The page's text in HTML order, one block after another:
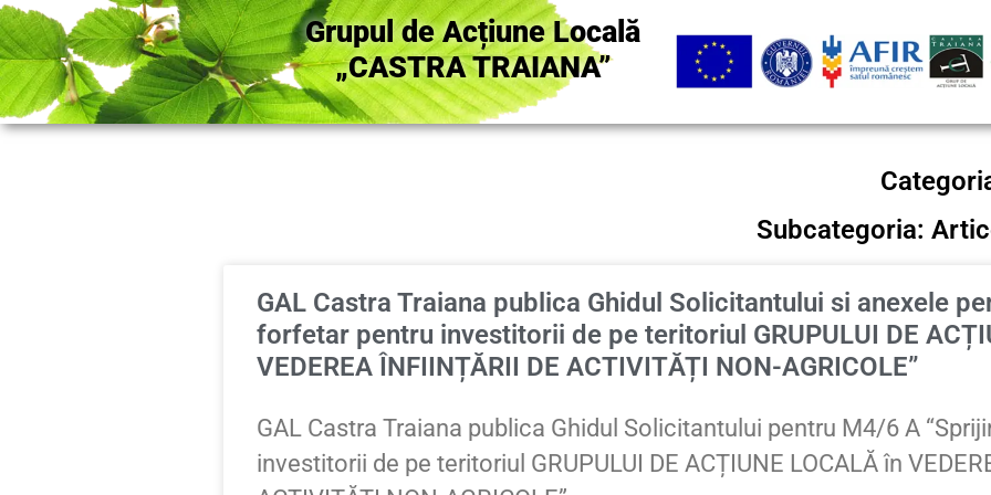
Grupul de Acțiune Locală
„CASTRA TRAIANA”
Subcategoria:
GAL Castra Traiana publica Ghidul Solicitantului si anexele
forfetar pentru investitorii de pe teritoriul GRUPULUI DE
VEDEREA ÎNFIINȚĂRII DE ACTIVITĂȚI NON-AGRICOLE”
GAL Castra Traiana publica Ghidul Solicitantului pentru M4/6 A
investitorii de pe teritoriul GRUPULUI DE ACȚIUNE LOCALĂ în